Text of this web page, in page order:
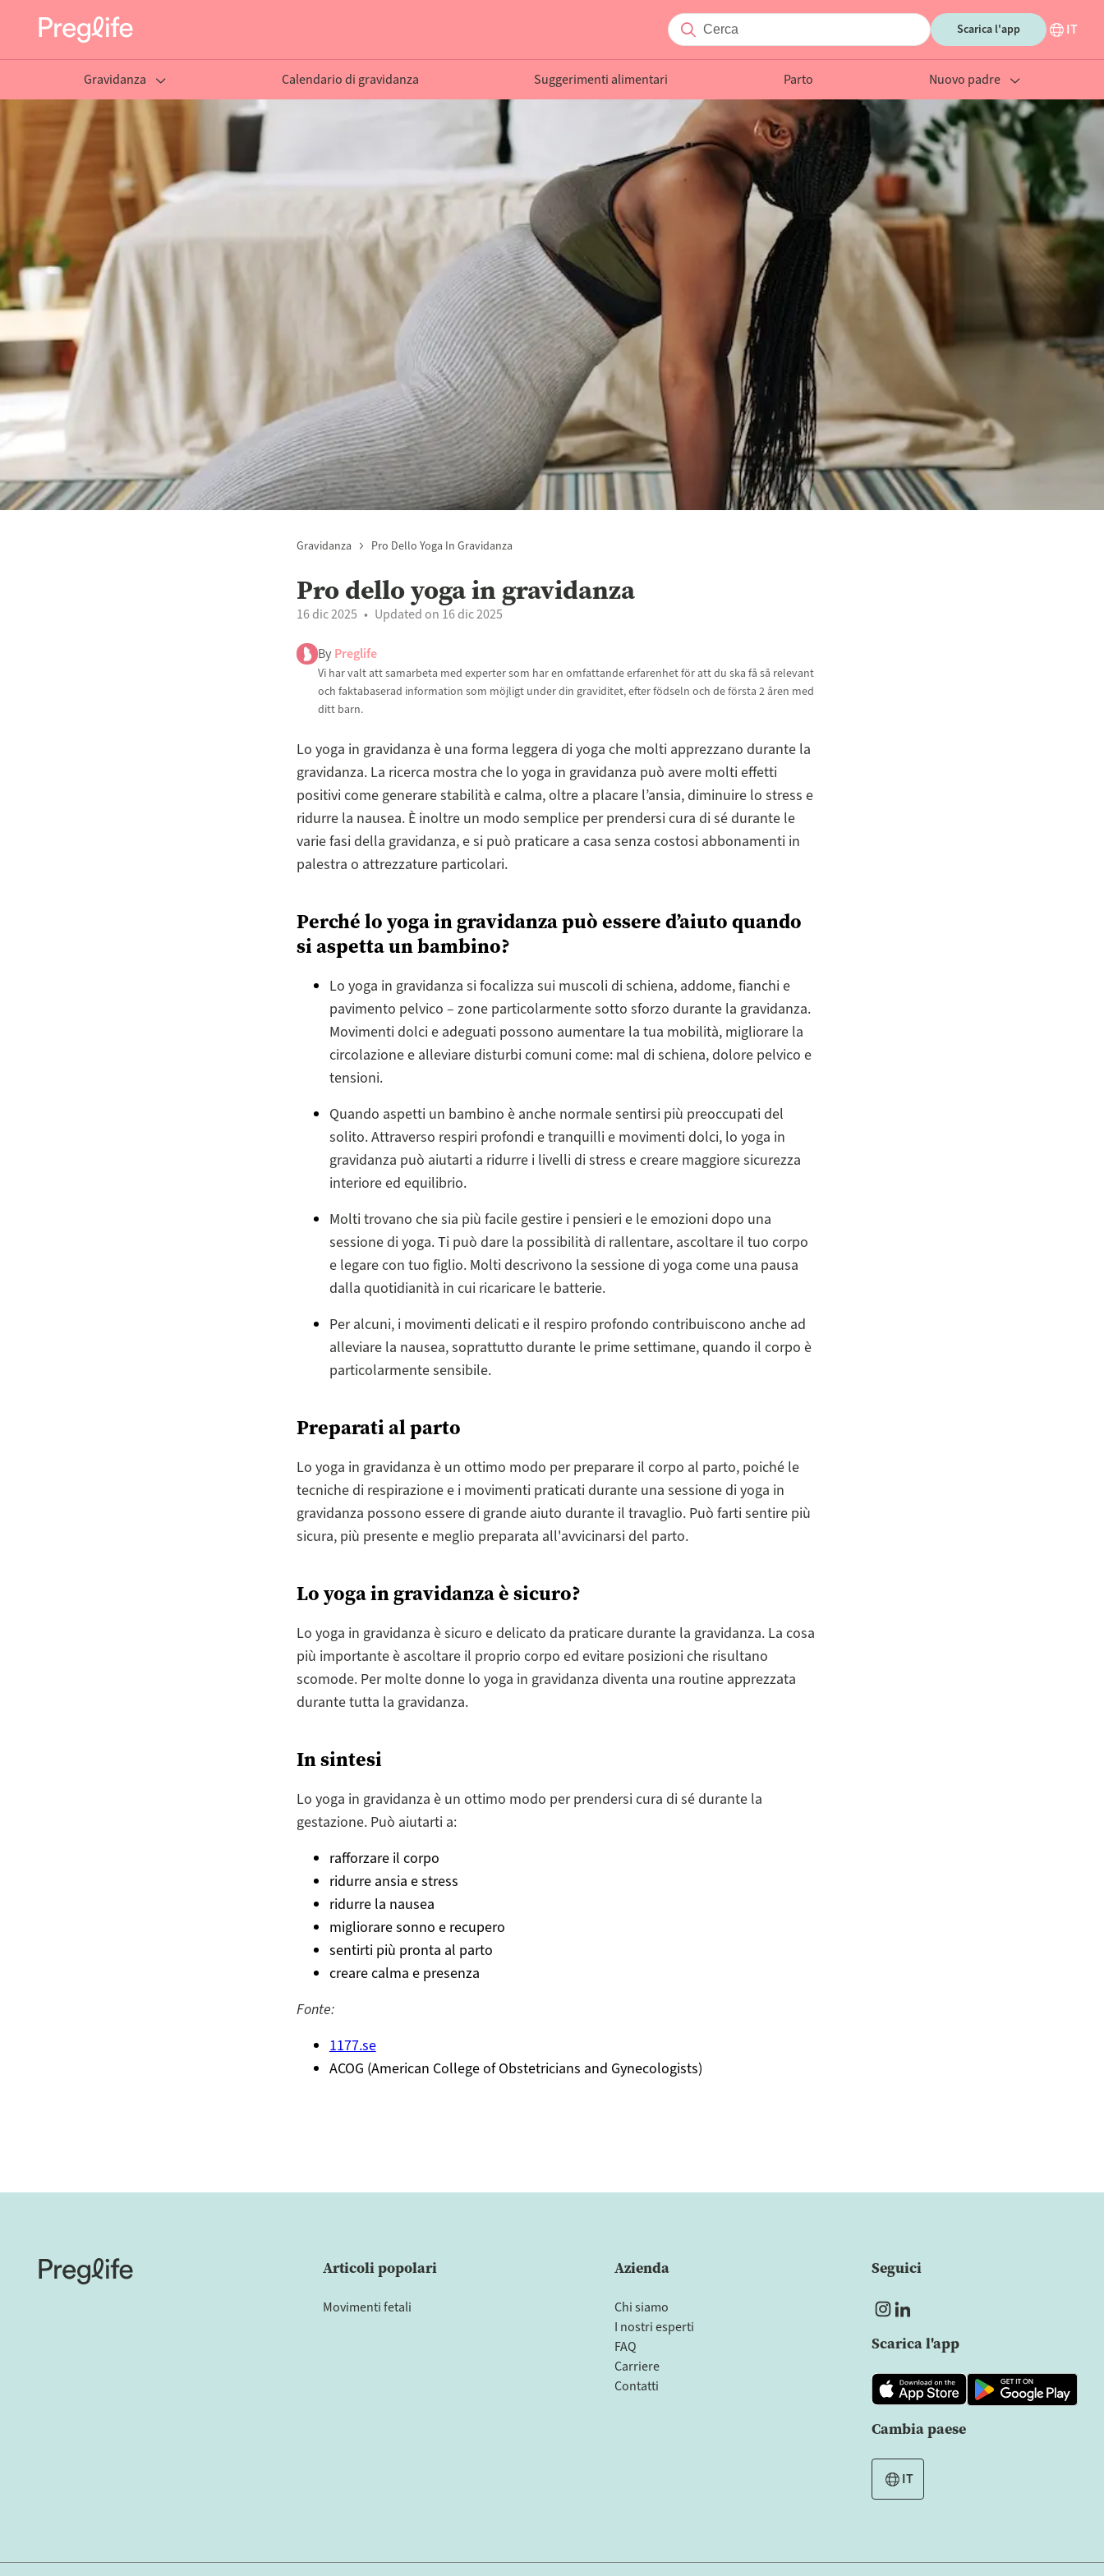
Scarica l'app IT
Gravidanza Calendario di gravidanza Suggerimenti alimentari Parto Nuovo padre
Gravidanza Pro Dello Yoga In Gravidanza
Pro dello yoga in gravidanza
16 dic 2025 Updated on 16 dic 2025
By Preglife
Vi har valt att samarbeta med experter som har en omfattande erfarenhet för att du ska få så relevant
och faktabaserad information som möjligt under din graviditet, efter födseln och de första 2 åren med
ditt barn.
Lo yoga in gravidanza è una forma leggera di yoga che molti apprezzano durante la
gravidanza. La ricerca mostra che lo yoga in gravidanza può avere molti effetti
positivi come generare stabilità e calma, oltre a placare l’ansia, diminuire lo stress e
ridurre la nausea. È inoltre un modo semplice per prendersi cura di sé durante le
varie fasi della gravidanza, e si può praticare a casa senza costosi abbonamenti in
palestra o attrezzature particolari.
Perché lo yoga in gravidanza può essere d’aiuto quando
si aspetta un bambino?
Lo yoga in gravidanza si focalizza sui muscoli di schiena, addome, fianchi e
pavimento pelvico – zone particolarmente sotto sforzo durante la gravidanza.
Movimenti dolci e adeguati possono aumentare la tua mobilità, migliorare la
circolazione e alleviare disturbi comuni come: mal di schiena, dolore pelvico e
tensioni.
Quando aspetti un bambino è anche normale sentirsi più preoccupati del
solito. Attraverso respiri profondi e tranquilli e movimenti dolci, lo yoga in
gravidanza può aiutarti a ridurre i livelli di stress e creare maggiore sicurezza
interiore ed equilibrio.
Molti trovano che sia più facile gestire i pensieri e le emozioni dopo una
sessione di yoga. Ti può dare la possibilità di rallentare, ascoltare il tuo corpo
e legare con tuo figlio. Molti descrivono la sessione di yoga come una pausa
dalla quotidianità in cui ricaricare le batterie.
Per alcuni, i movimenti delicati e il respiro profondo contribuiscono anche ad
alleviare la nausea, soprattutto durante le prime settimane, quando il corpo è
particolarmente sensibile.
Preparati al parto
Lo yoga in gravidanza è un ottimo modo per preparare il corpo al parto, poiché le
tecniche di respirazione e i movimenti praticati durante una sessione di yoga in
gravidanza possono essere di grande aiuto durante il travaglio. Può farti sentire più
sicura, più presente e meglio preparata all'avvicinarsi del parto.
Lo yoga in gravidanza è sicuro?
Lo yoga in gravidanza è sicuro e delicato da praticare durante la gravidanza. La cosa
più importante è ascoltare il proprio corpo ed evitare posizioni che risultano
scomode. Per molte donne lo yoga in gravidanza diventa una routine apprezzata
durante tutta la gravidanza.
In sintesi
Lo yoga in gravidanza è un ottimo modo per prendersi cura di sé durante la
gestazione. Può aiutarti a:
rafforzare il corpo
ridurre ansia e stress
ridurre la nausea
migliorare sonno e recupero
sentirti più pronta al parto
creare calma e presenza
Fonte:
1177.se
ACOG (American College of Obstetricians and Gynecologists)
Articoli popolari
Movimenti fetali
Azienda
Chi siamo
I nostri esperti
FAQ
Carriere
Contatti
Seguici
Scarica l'app
Cambia paese
IT